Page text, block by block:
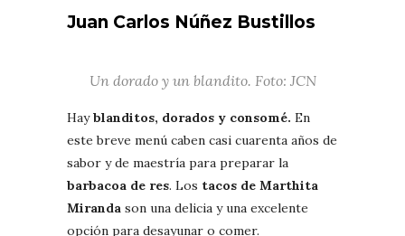
Juan Carlos Núñez Bustillos
Un dorado y un blandito. Foto: JCN
Hayblanditos, dorados y consomé. En
este breve menú caben casi cuarenta años de
sabor y de maestría para preparar la
barbacoa de res. Los tacos de Marthita
Miranda son una delicia y una excelente
opción para desayunar o comer.